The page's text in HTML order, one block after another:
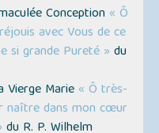
Conception « Ô
avec Vous de ce
si grande Pureté » du
Marie « Ô très-
naître dans mon cœur
du R. P. Wilhelm